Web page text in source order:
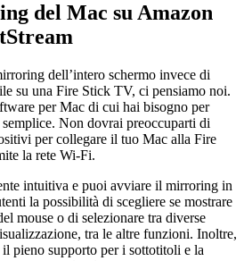
del Mac su Amazon
dell’intero schermo invece di
su una Fire Stick TV, ci pensiamo noi.
per Mac di cui hai bisogno per
Non dovrai preoccuparti di
per collegare il tuo Mac alla Fire
la rete Wi-Fi.
intuitiva e puoi avviare il mirroring in
la possibilità di scegliere se mostrare
mouse o di selezionare tra diverse
tra le altre funzioni. Inoltre,
pieno supporto per i sottotitoli e la